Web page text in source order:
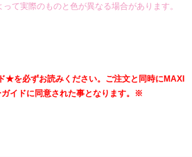
て実際のものと色が異なる場合があります。
を必ずお読みください。ご注文と同時にMAXI
イドに同意された事となります。※